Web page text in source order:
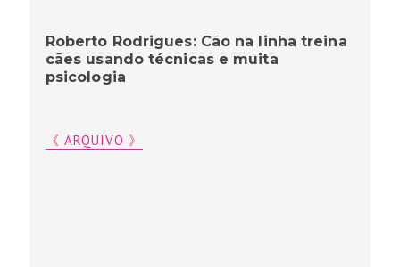
Roberto Rodrigues: Cão na linha treina
cães usando técnicas e muita
psicologia
《 ARQUIVO 》